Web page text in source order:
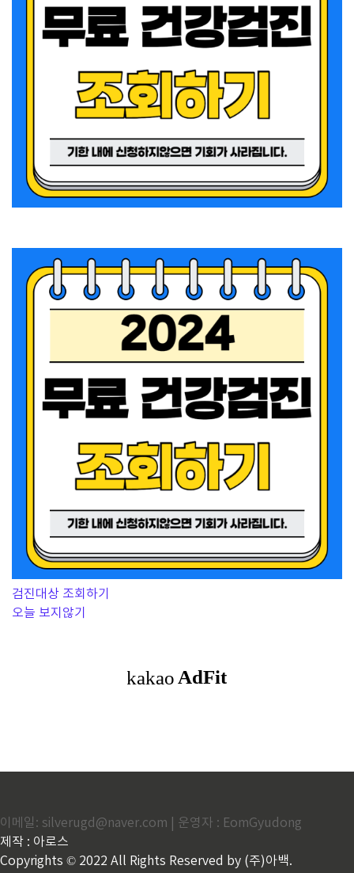
검진대상 조회하기
오늘 보지않기
이메일: silverugd@naver.com | 운영자 : EomGyudong
제작 : 아로스
Copyrights © 2022 All Rights Reserved by (주)아백.